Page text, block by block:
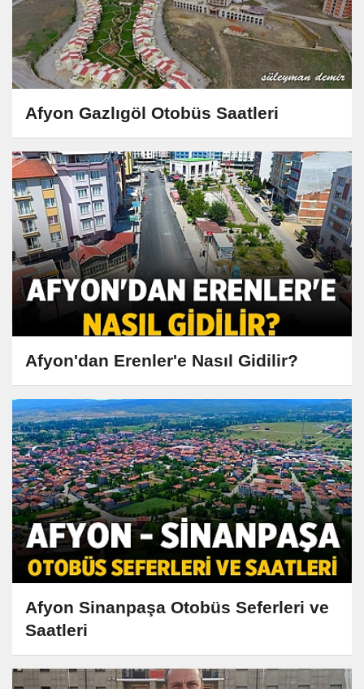
Afyon Gazlıgöl Otobüs Saatleri
Afyon'dan Erenler'e Nasıl Gidilir?
Afyon Sinanpaşa Otobüs Seferleri ve
Saatleri